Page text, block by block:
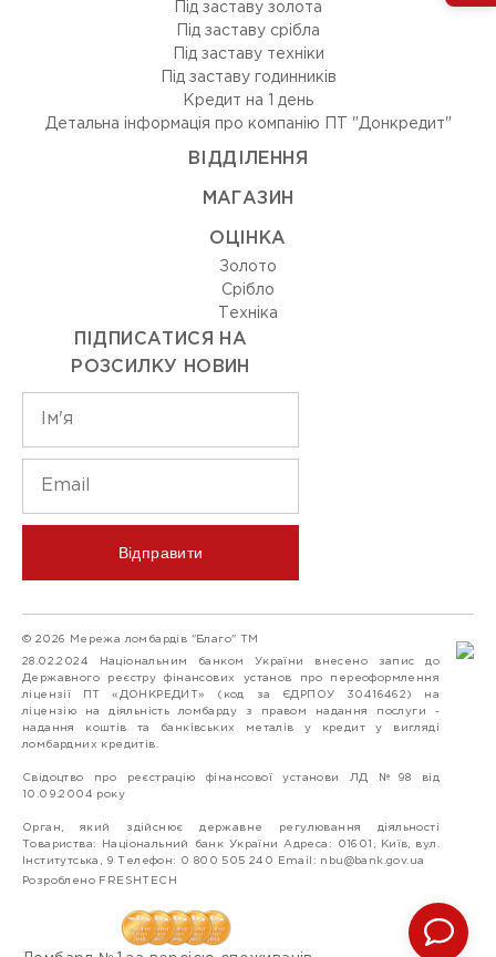
Під заставу золота
Під заставу срібла
Під заставу техніки
Під заставу годинників
Кредит на 1 день
Детальна інформація про компанію ПТ "Донкредит"
ВIДДIЛЕННЯ
МАГАЗИН
ОЦIНКА
Золото
Срiбло
Технiка
ПІДПИСАТИСЯ НА
РОЗСИЛКУ НОВИН
Відправити
© 2026 Мережа ломбардів "Благо" ТМ
28.02.2024 Національним банком України внесено запис до
Державного реєстру фінансових установ про переоформлення
ліцензії ПТ «ДОНКРЕДИТ» (код за ЄДРПОУ 30416462) на
ліцензію на діяльність ломбарду з правом надання послуги -
надання коштів та банківських металів у кредит у вигляді
ломбардних кредитів.
Свідоцтво про реєстрацію фінансової установи ЛД №98 від
10.09.2004 року
Орган, який здійснює державне регулювання діяльності
Товариства: Національний банк України Адреса: 01601, Київ, вул.
Інститутська, 9 Телефон: 0 800 505 240 Email: nbu@bank.gov.ua
Розроблено FRESHTECH